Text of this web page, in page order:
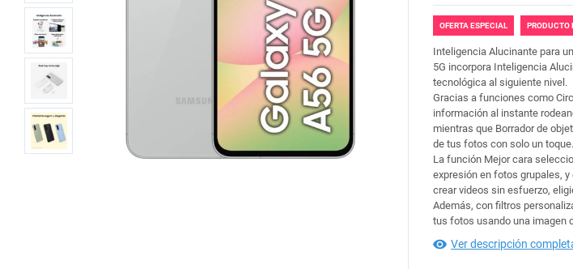
OFERTA ESPECIAL PRODUCTO
Inteligencia Alucinante para
5G incorpora Inteligencia
tecnológica al siguiente nivel.
Gracias a funciones como
información al instante
mientras que Borrador de
de tus fotos con solo un toque.
La función Mejor cara
expresión en fotos grupales,
crear videos sin esfuerzo,
Además, con filtros
tus fotos usando una imagen
Ver descripción